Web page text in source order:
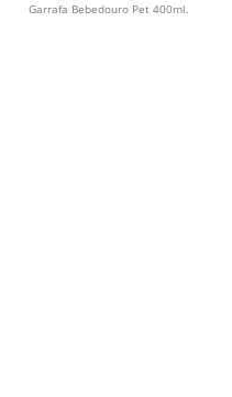
Garrafa Bebedouro Pet 400ml.